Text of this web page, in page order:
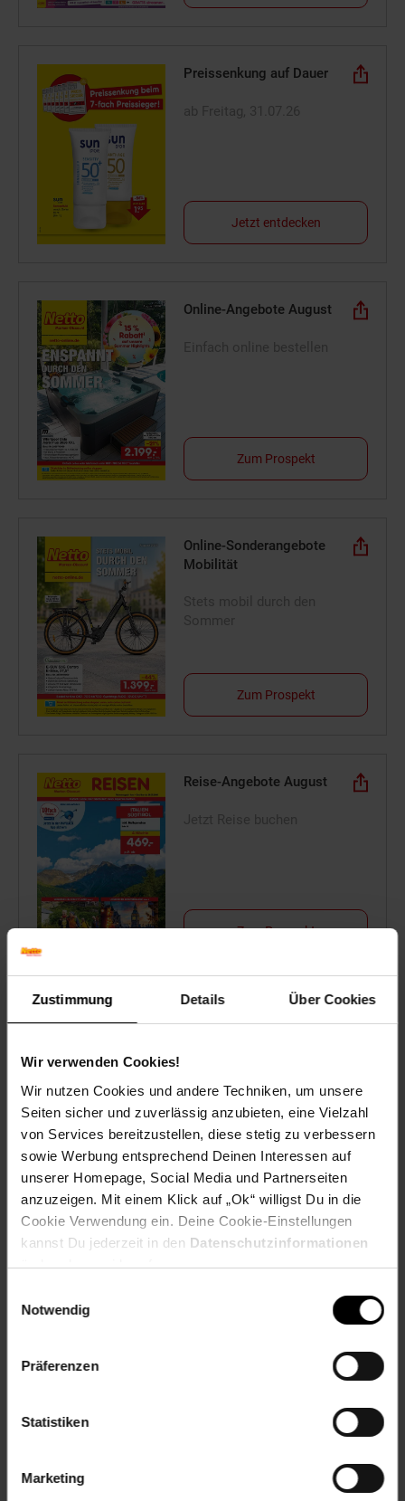
Zustimmung Details Über Cookies
Wir verwenden Cookies!
Wir nutzen Cookies und andere Techniken, um unsere
Seiten sicher und zuverlässig anzubieten, eine Vielzahl
von Services bereitzustellen, diese stetig zu verbessern
sowie Werbung entsprechend Deinen Interessen auf
unserer Homepage, Social Media und Partnerseiten
anzuzeigen. Mit einem Klick auf „Ok“ willigst Du in die
Cookie Verwendung ein. Deine Cookie-Einstellungen
kannst Du jederzeit in den Datenschutzinformationen
ändern bzw. widerrufen.
Notwendig
Präferenzen
Statistiken
Marketing
Preissenkung auf Dauer
Jetzt entdecken
Online-Angebote August
Zum Prospekt
Online-Sonderangebote
Mobilität
Zum Prospekt
Reise-Angebote August
Zum Prospekt
Netto Marken-Discount
Daimler-Straße 6
78559 Gosheim
Entfernung: 5.82 km
Öffnungszeiten:
Netto Marken-Discount
Hauptstraße 64
78586 Deilingen
Öffnungszeiten: